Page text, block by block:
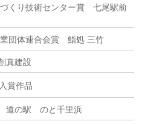
くり技術センター賞 七尾駅前
団体連合会賞 鮨処 三竹
真建設
賞作品
道の駅 のと千里浜